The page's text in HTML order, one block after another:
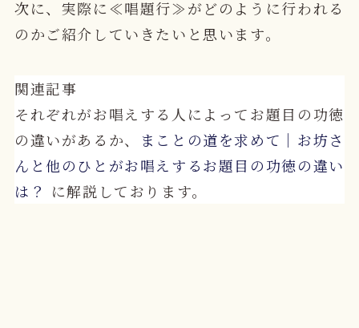
次に、実際に≪唱題行≫がどのように行われる
のかご紹介していきたいと思います。
関連記事
それぞれがお唱えする人によってお題目の功徳
の違いがあるか、
まことの道を求めて｜お坊さ
んと他のひとがお唱えするお題目の功徳の違い
は？ に解説しております。